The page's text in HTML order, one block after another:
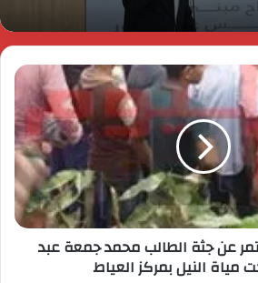
عن جثة الطالب محمد جمعة عبد
مياة النيل بمركز العياط